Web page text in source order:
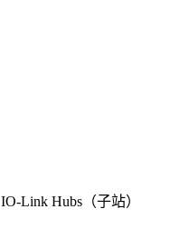
IO-Link Hubs（子站）